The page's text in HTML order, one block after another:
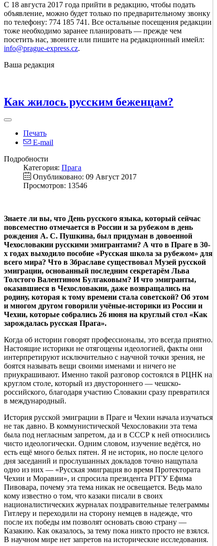
С 18 августа 2017 года прийти в редакцию, чтобы подать
объявление, можно будет только по предварительному звонку
по телефону: 774 185 741. Все остальные посещения редакции
тоже необходимо заранее планировать — прежде чем
посетить нас, звоните или пишите на редакционный имейл:
info@prague-express.cz.
Ваша редакция
Как жилось русским беженцам?
Печать
E-mail
Подробности
Категория: Прага
Опубликовано: 09 Август 2017
Просмотров: 13546
Знаете ли вы, что День русского языка, который сейчас
повсеместно отмечается в России и за рубежом в день
рождения А. С. Пушкина, был придуман в довоенной
Чехословакии русскими эмигрантами? А что в Праге в 30-
х годах выходило пособие «Русская школа за рубежом» для
всего мира? Что в Збраславе существовал Музей русской
эмиграции, основанный последним секретарём Льва
Толстого Валентином Булгаковым? И что эмигранты,
оказавшиеся в Чехословакии, даже возвращались на
родину, которая к тому времени стала советской? Об этом
и многом другом говорили учёные-историки из России и
Чехии, которые собрались 26 июня на круглый стол «Как
зарождалась русская Прага».
Когда об истории говорят профессионалы, это всегда приятно.
Настоящие историки не отягощены идеологией, факты они
интерпретируют исключительно с научной точки зрения, не
боятся называть вещи своими именами и ничего не
приукрашивают. Именно такой разговор состоялся в РЦНК на
круглом столе, который из двустороннего — чешско-
российского, благодаря участию Словакии сразу превратился
в международный.
История русской эмиграции в Праге и Чехии начала изучаться
не так давно. В коммунистической Чехословакии эта тема
была под негласным запретом, да и в СССР к ней относились
чисто идеологически. Одним словом, изучение ведётся, но
есть ещё много белых пятен. Я не историк, но после целого
дня заседаний и прослушанных докладов точно нащупала
одно из них — «Русская эмиграция во время Протектората
Чехии и Моравии», и спросила президента РГГУ Ефима
Пивовара, почему эта тема никак не освещается. Ведь мало
кому известно о том, что казаки писали в своих
националистических журналах поздравительные телеграммы
Гитлеру и переходили на сторону немцев в надежде, что
после их победы им позволят основать свою страну —
Казакию. Как оказалось, за тему пока никто просто не взялся.
В научном мире нет запретов на исторические исследования.